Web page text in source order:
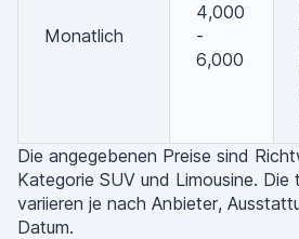
Monatlich
4,000
-
6,000
Die angegebenen Preise sind
Kategorie SUV und Limousine. Die
variieren je nach Anbieter,
Datum.